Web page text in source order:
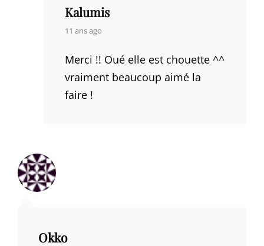
Kalumis
says:
11 ans ago
Merci !! Oué elle est chouette ^^
vraiment beaucoup aimé la
faire !
Okko